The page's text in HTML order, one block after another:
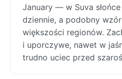
January — w Suva
dziennie, a podobny
większości regionów.
i uporczywe, nawet w
trudno uciec przed